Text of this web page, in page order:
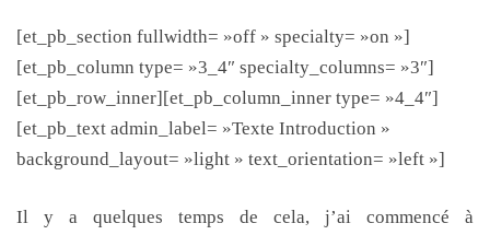
[et_pb_section fullwidth= »off » specialty= »on »]
[et_pb_column type= »3_4″ specialty_columns= »3″]
[et_pb_row_inner][et_pb_column_inner type= »4_4″]
[et_pb_text admin_label= »Texte Introduction »
background_layout= »light » text_orientation= »left »]
Il y a quelques temps de cela, j’ai commencé à